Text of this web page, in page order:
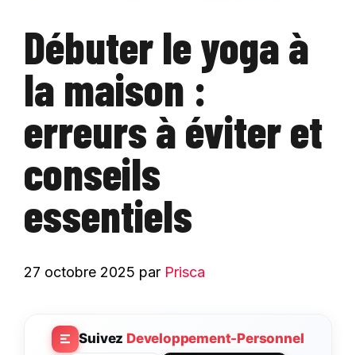
Débuter le yoga à
la maison :
erreurs à éviter et
conseils
essentiels
27 octobre 2025 par Prisca
Suivez Developpement-Personnel